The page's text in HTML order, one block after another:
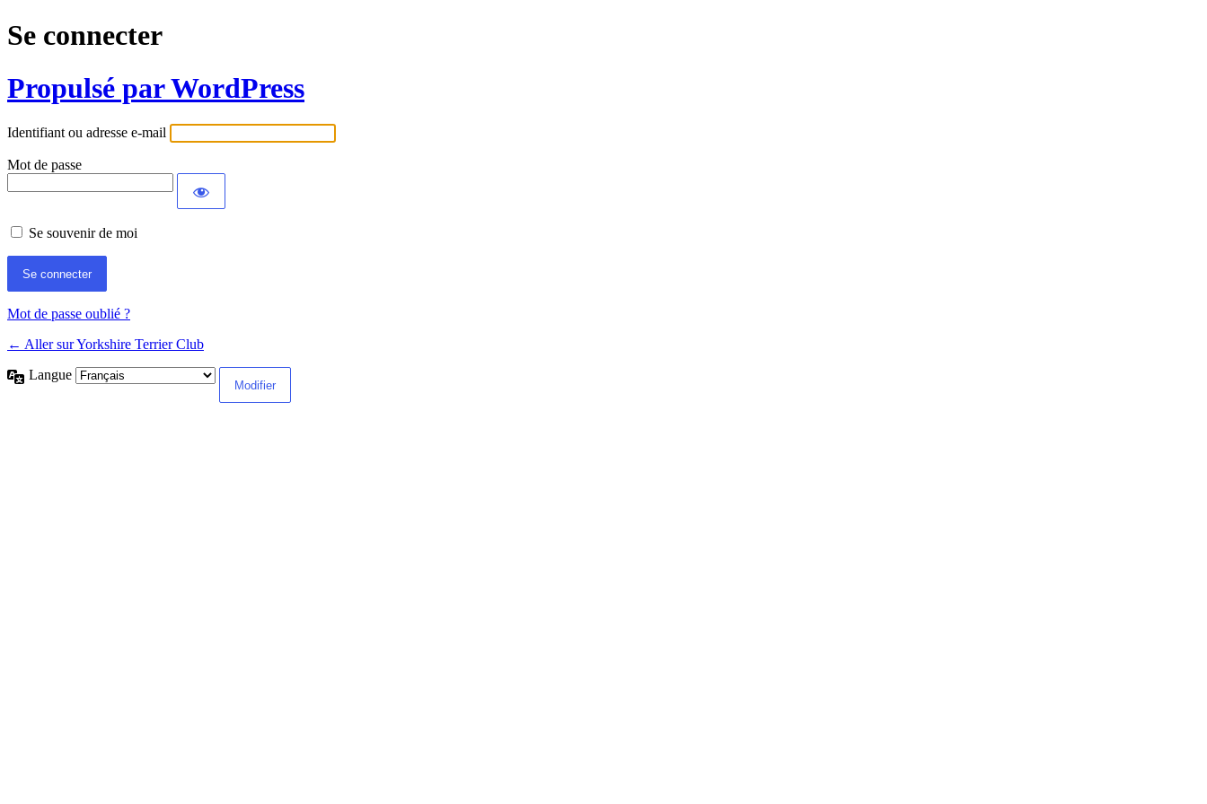
Se connecter
Propulsé par WordPress
Identifiant ou adresse e-mail
Mot de passe
Se souvenir de moi
Mot de passe oublié ?
← Aller sur Yorkshire Terrier Club
Langue